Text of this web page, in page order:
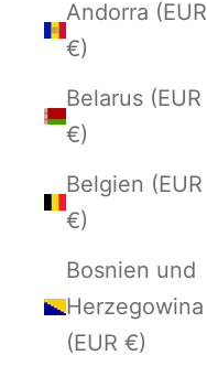
Andorra (EUR
€)
Belarus (EUR
€)
Belgien (EUR
€)
Bosnien und
Herzegowina
(EUR €)